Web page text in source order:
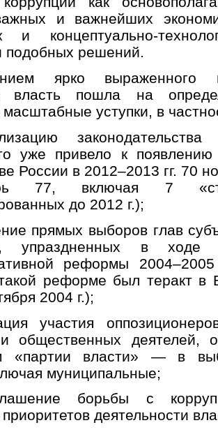
и важнейших
концептуально-
подобных решений.
ярко выраженного
власть пошла на
масштабные уступки, в
законодательства
уже привело к появлению
России в 2012–2013 гг. 70
77, включая 7
до 2012 г.);
прямых выборов глав
упраздненных в ходе
реформы
реформе был теракт в
2004 г.);
участия
и общественных деятелей,
«партии власти» — в
муниципальные;
борьбы с
деятельности